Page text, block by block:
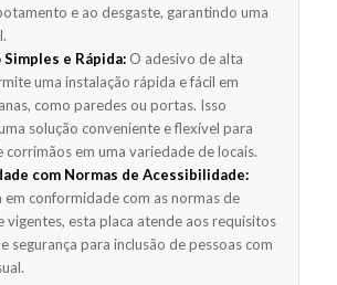
e ao desgaste, garantindo uma
e Rápida:O adesivo de alta
uma instalação rápida e fácil em
como paredes ou portas. Isso
solução conveniente e flexível para
corrimãos em uma variedade de locais.
com Normas de Acessibilidade:
conformidade com as normas de
vigentes, esta placa atende aos requisitos
segurança para inclusão de pessoas com